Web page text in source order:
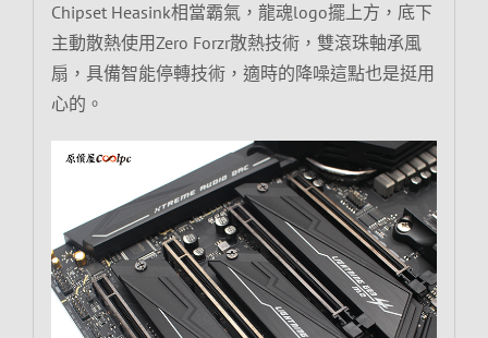
Chipset Heasink相當霸氣，龍魂logo擺上方，底下
主動散熱使用Zero Forzr散熱技術，雙滾珠軸承風
扇，具備智能停轉技術，適時的降噪這點也是挺用
心的。